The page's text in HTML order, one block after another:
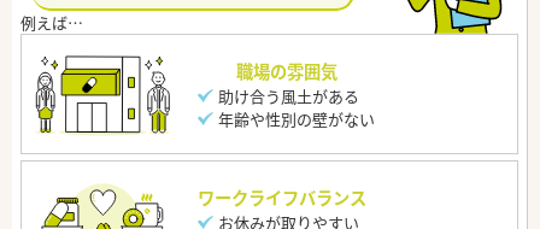
職場の雰囲気
助け合う風土がある
年齢や性別の壁がない
ワークライフバランス
お休みが取りやすい